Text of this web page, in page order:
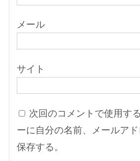
メール
サイト
次回のコメントで使用す
ーに自分の名前、メールア
保存する。